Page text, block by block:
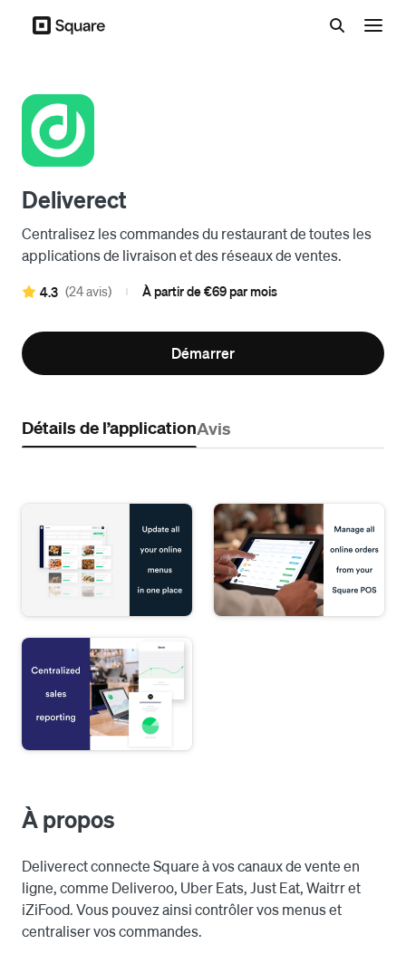
Deliverect
Centralisez les commandes du restaurant de toutes les
applications de livraison et des réseaux de ventes.
4.3 (24 avis) À partir de €69 par mois
Démarrer
Détails de l’applicationAvis
À propos
Deliverect connecte Square à vos canaux de vente en
ligne, comme Deliveroo, Uber Eats, Just Eat, Waitrr et
iZiFood. Vous pouvez ainsi contrôler vos menus et
centraliser vos commandes.